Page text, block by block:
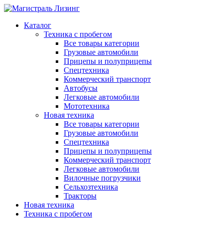
Каталог
Техника с пробегом
Все товары категории
Грузовые автомобили
Прицепы и полуприцепы
Спецтехника
Коммерческий транспорт
Автобусы
Легковые автомобили
Мототехника
Новая техника
Все товары категории
Грузовые автомобили
Спецтехника
Прицепы и полуприцепы
Коммерческий транспорт
Легковые автомобили
Вилочные погрузчики
Сельхозтехника
Тракторы
Новая техника
Техника с пробегом